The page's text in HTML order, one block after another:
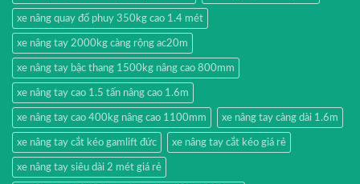
xe nâng quay đổ phuy 350kg cao 1.4 mét
xe nâng tay 2000kg càng rộng ac20m
xe nâng tay bậc thang 1500kg nâng cao 800mm
xe nâng tay cao 1.5 tấn nâng cao 1.6m
xe nâng tay cao 400kg nâng cao 1100mm xe nâng tay càng dài 1.6m
xe nâng tay cắt kéo gamlift đức xe nâng tay cắt kéo giá rẻ
xe nâng tay siêu dài 2 mét giá rẻ